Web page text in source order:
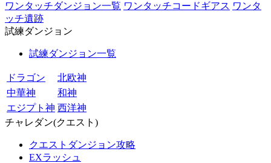
ワンタッチダンジョン一覧 ワンタッチコードギアス ワンタ
ッチ遺跡
試練ダンジョン
試練ダンジョン一覧
ドラゴン
北欧神
中華神
和神
エジプト神 西洋神
チャレダン(クエスト)
クエストダンジョン攻略
EXラッシュ